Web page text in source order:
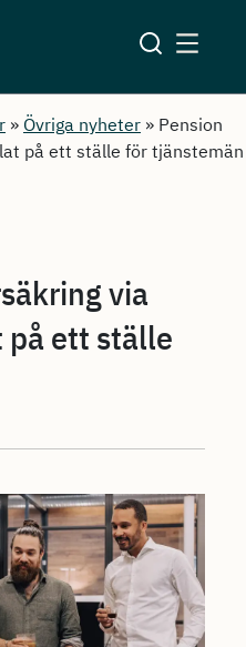
» Övriga nyheter » Pension
på ett ställe för tjänstemän
via
på ett ställe